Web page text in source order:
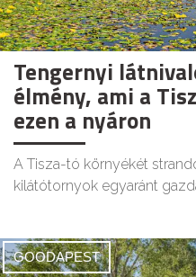
Tengernyi
élmény, ami a
ezen a nyáron
A Tisza-tó környékét
kilátótornyok egyaránt
GOODAPEST